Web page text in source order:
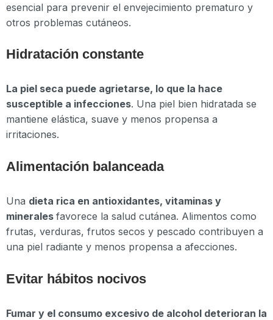
esencial para prevenir el envejecimiento prematuro y
otros problemas cutáneos.
Hidratación constante
La piel seca puede agrietarse, lo que la hace
susceptible a infecciones. Una piel bien hidratada se
mantiene elástica, suave y menos propensa a
irritaciones.
Alimentación balanceada
Una dieta rica en antioxidantes, vitaminas y
minerales favorece la salud cutánea. Alimentos como
frutas, verduras, frutos secos y pescado contribuyen a
una piel radiante y menos propensa a afecciones.
Evitar hábitos nocivos
Fumar y el consumo excesivo de alcohol deterioran la